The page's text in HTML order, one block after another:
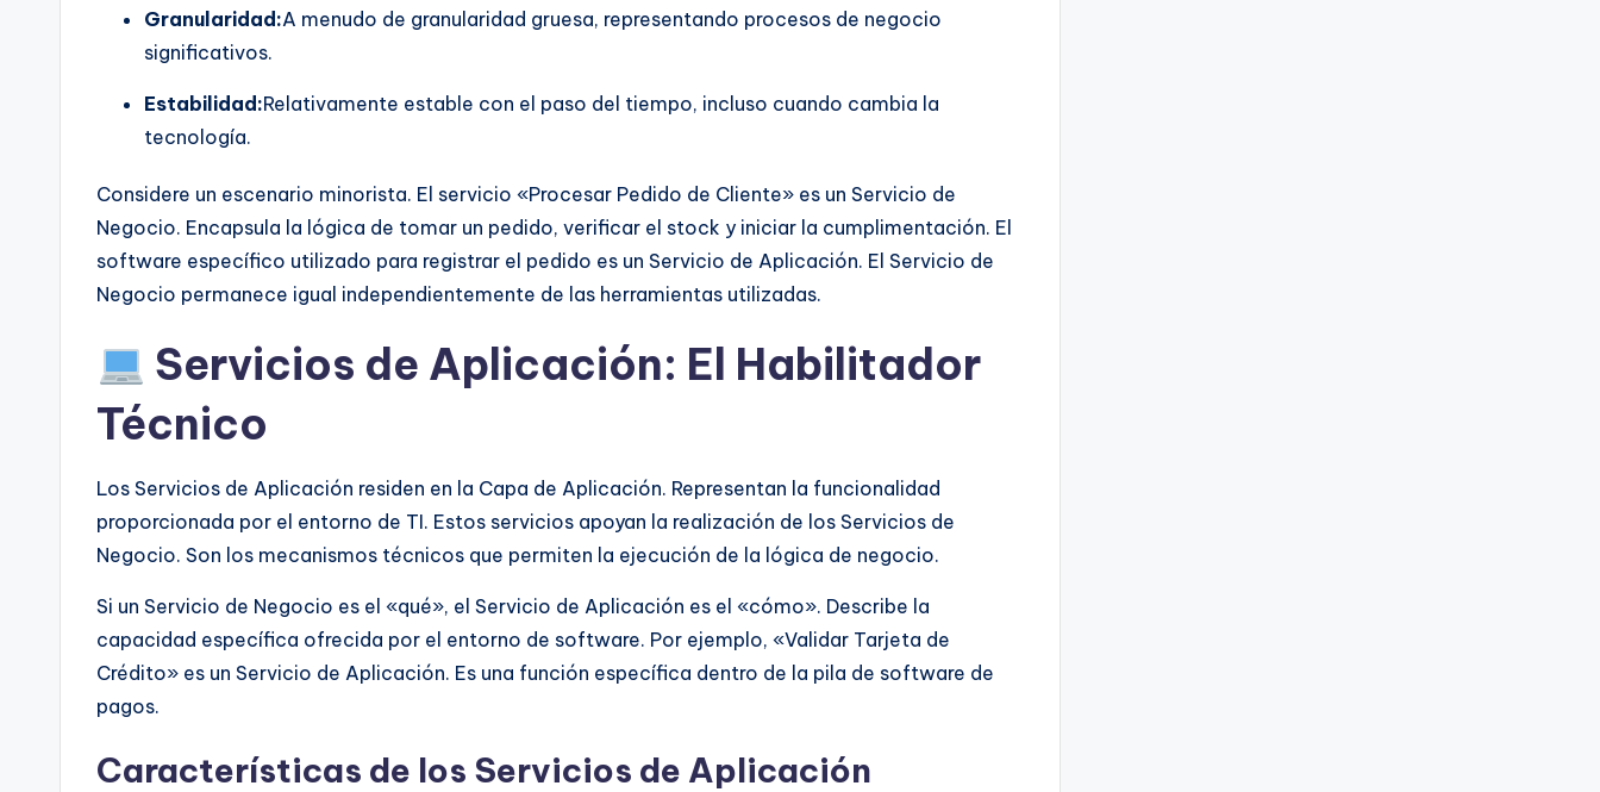
Granularidad:A menudo de granularidad gruesa, representando procesos de negocio
significativos.
Estabilidad:Relativamente estable con el paso del tiempo, incluso cuando cambia la
tecnología.
Considere un escenario minorista. El servicio «Procesar Pedido de Cliente» es un Servicio de
Negocio. Encapsula la lógica de tomar un pedido, verificar el stock y iniciar la cumplimentación. El
software específico utilizado para registrar el pedido es un Servicio de Aplicación. El Servicio de
Negocio permanece igual independientemente de las herramientas utilizadas.
Servicios de Aplicación: El Habilitador
Técnico
Los Servicios de Aplicación residen en la Capa de Aplicación. Representan la funcionalidad
proporcionada por el entorno de TI. Estos servicios apoyan la realización de los Servicios de
Negocio. Son los mecanismos técnicos que permiten la ejecución de la lógica de negocio.
Si un Servicio de Negocio es el «qué», el Servicio de Aplicación es el «cómo». Describe la
capacidad específica ofrecida por el entorno de software. Por ejemplo, «Validar Tarjeta de
Crédito» es un Servicio de Aplicación. Es una función específica dentro de la pila de software de
pagos.
Características de los Servicios de Aplicación